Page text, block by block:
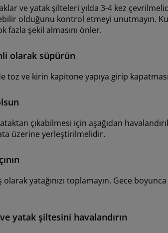
ve yatak şilteleri yılda 3-4 kez
olduğunu kontrol etmeyi unutmayın.
fazla şekil almasını önler.
olarak süpürün
toz ve kirin kapitone yapıya girip
çıkabilmesi için aşağıdan
üzerine yerleştirilmelidir.
olarak yatağınızı toplamayın. Gece
yatak şiltesini havalandırın